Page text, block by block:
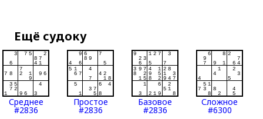
Ещё судоку
Среднее
#2836
Простое
#2836
Базовое
#2836
Сложное
#6300